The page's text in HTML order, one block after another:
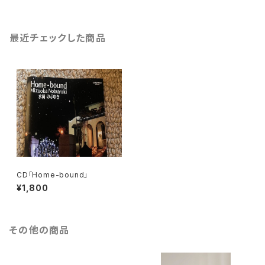
最近チェックした商品
CD「Home-bound」
¥1,800
その他の商品